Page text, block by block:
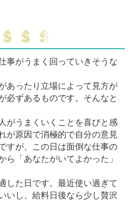
事がうまく回っていきそうな
あったり立場によって見方が
必ずあるものです。そんなと
がうまくいくことを喜びと感
が原因で消極的で自分の意見
すが、この日は面倒な仕事の
ら「あなたがいてよかった」
した日です。最近使い過ぎて
いし、給料日後なら少し贅沢